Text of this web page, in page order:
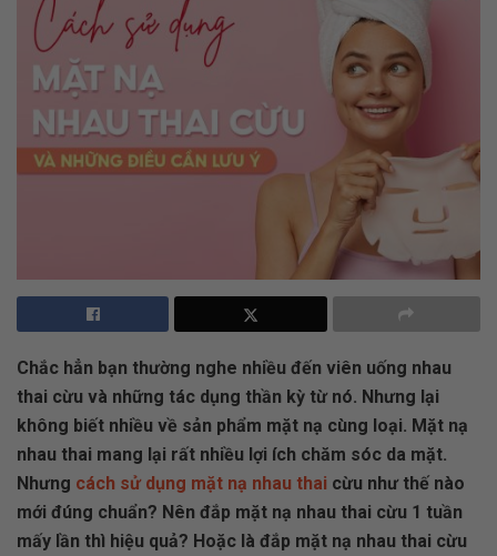
Chắc hẳn bạn thường nghe nhiều đến viên uống nhau
thai cừu và những tác dụng thần kỳ từ nó. Nhưng lại
không biết nhiều về sản phẩm mặt nạ cùng loại. Mặt nạ
nhau thai mang lại rất nhiều lợi ích chăm sóc da mặt.
Nhưng cách sử dụng mặt nạ nhau thai cừu như thế nào
mới đúng chuẩn? Nên đắp mặt nạ nhau thai cừu 1 tuần
mấy lần thì hiệu quả? Hoặc là đắp mặt nạ nhau thai cừu